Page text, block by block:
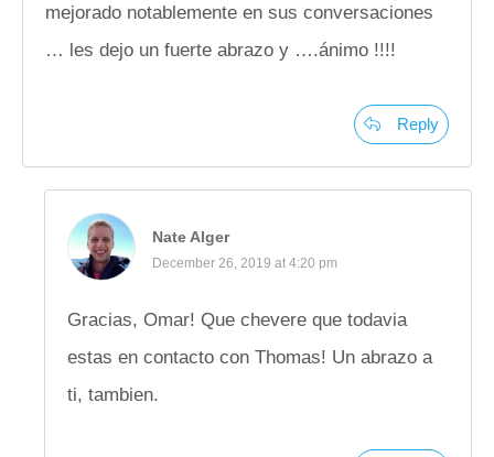
mejorado notablemente en sus conversaciones
… les dejo un fuerte abrazo y ….ánimo !!!!
Reply
Nate Alger
December 26, 2019 at 4:20 pm
Gracias, Omar! Que chevere que todavia
estas en contacto con Thomas! Un abrazo a
ti, tambien.